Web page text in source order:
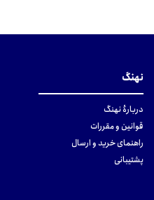
نهنگ
دربارهٔ نهنگ
قوانین و مقررات
راهنمای خرید و ارسال
پشتیبانی